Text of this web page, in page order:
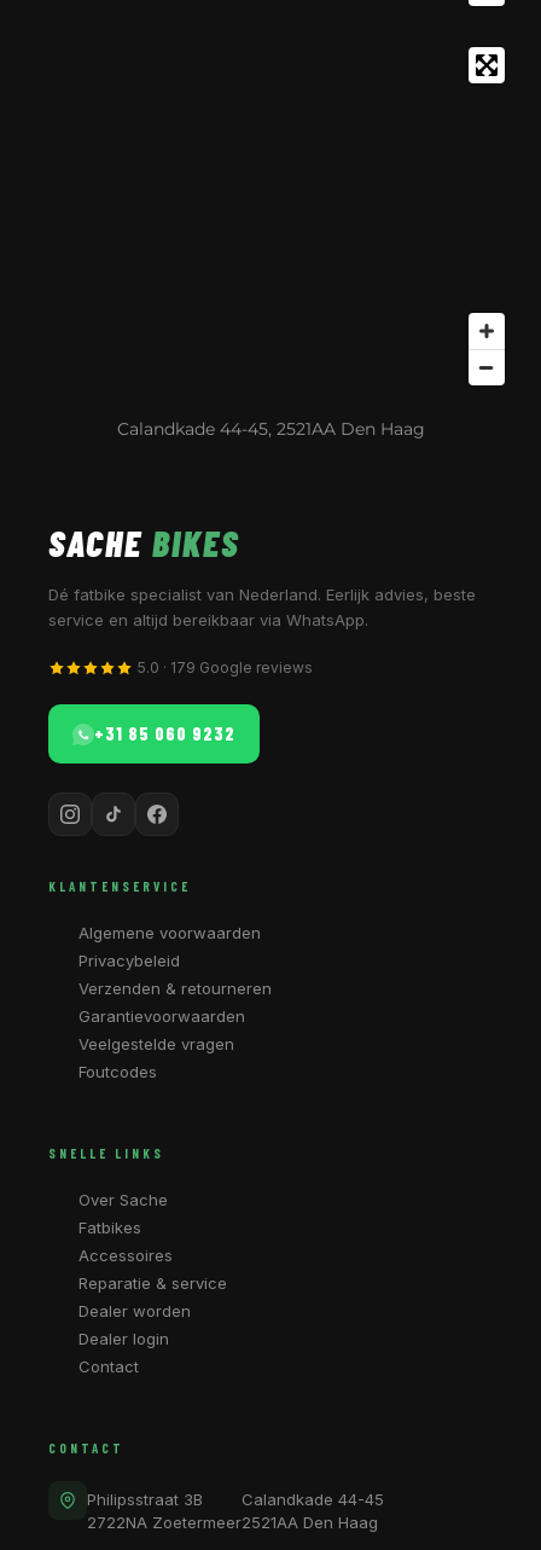
Calandkade 44-45, 2521AA Den Haag
SACHE BIKES
Dé fatbike specialist van Nederland. Eerlijk advies, beste
service en altijd bereikbaar via WhatsApp.
5.0 · 179 Google reviews
+31 85 060 9232
KLANTENSERVICE
Algemene voorwaarden
Privacybeleid
Verzenden & retourneren
Garantievoorwaarden
Veelgestelde vragen
Foutcodes
SNELLE LINKS
Over Sache
Fatbikes
Accessoires
Reparatie & service
Dealer worden
Dealer login
Contact
CONTACT
Philipsstraat 3B
2722NA Zoetermeer
Calandkade 44-45
2521AA Den Haag